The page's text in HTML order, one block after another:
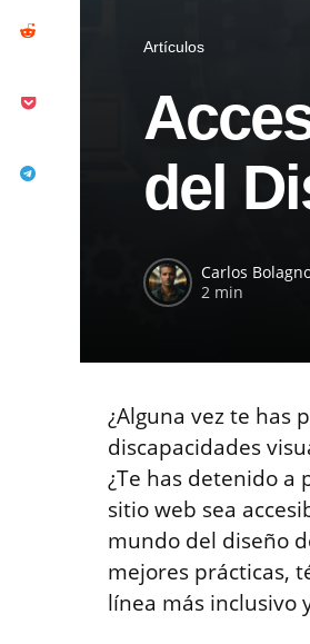
Artículos
del
Carlos
2 min
¿Alguna vez te has
discapacidades
¿Te has detenido a
sitio web sea
mundo del diseño
mejores prácticas,
línea más inclusivo